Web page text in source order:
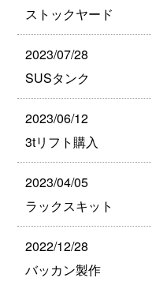
ストックヤード
2023/07/28
SUSタンク
2023/06/12
3tリフト購入
2023/04/05
ラックスキット
2022/12/28
バッカン製作